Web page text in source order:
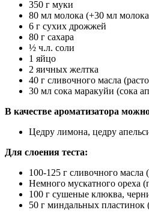
350 г муки
80 мл молока (+30 мл
6 г сухих дрожжей
80 г сахара
½ ч.л. соли
1 яйцо
2 яичных желтка
40 г сливочного масла
30 мл сока маракуйи (сока
В качестве ароматизатора
Цедру лимона, цедру
Для слоения теста:
100-125 г сливочного
Немного мускатного ореха
100 г сушеные клюква,
50 г миндальных пластинок